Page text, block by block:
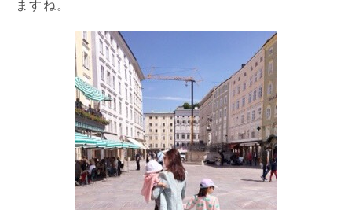
ますね。